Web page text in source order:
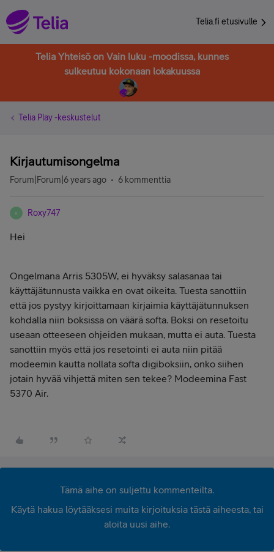
Telia.fi etusivulle
Telia Yhteisö on Vain luku -moodissa, kunnes
sulkeutuu kokonaan lokakuussa
Telia Play -keskustelut
Kirjautumisongelma
Forum|Forum|6 years ago 6 kommenttia
R Roxy747
Hei
Ongelmana Arris 5305W, ei hyväksy salasanaa tai
käyttäjätunnusta vaikka en ovat oikeita. Tuesta sanottiin
että jos pystyy kirjoittamaan kirjaimia käyttäjätunnuksen
kohdalla niin boksissa on väärä softa. Boksi on resetoitu
useaan otteeseen ohjeiden mukaan, mutta ei auta. Tuesta
sanottiin myös että jos resetointi ei auta niin pitää
modeemin kautta nollata softa digiboksiin, onko siihen
jotain hyvää vihjettä miten sen tekee? Modeemina Fast
5370 Air.
Tämä aihe on suljettu kommenteilta.
Käytä hakua löytääksesi muita kirjoituksia tästä aiheesta, tai
aloita uusi aihe.